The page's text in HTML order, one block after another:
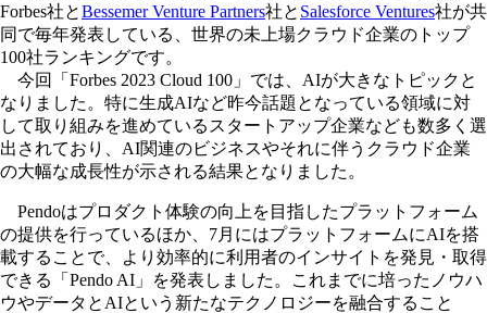
Forbes社とBessemer Venture Partners社と Salesforce Ventures社が共
同で毎年発表している、世界の未上場クラウド企業のトップ
100社ランキングです。
今回「Forbes 2023 Cloud 100」では、AIが大きなトピックと
なりました。特に生成AIなど昨今話題となっている領域に対
して取り組みを進めているスタートアップ企業なども数多く選
出されており、AI関連のビジネスやそれに伴うクラウド企業
の大幅な成長性が示される結果となりました。
Pendoはプロダクト体験の向上を目指したプラットフォーム
の提供を行っているほか、7月にはプラットフォームにAIを搭
載することで、より効率的に利用者のインサイトを発見・取得
できる「Pendo AI」を発表しました。これまでに培ったノウハ
ウやデータとAIという新たなテクノロジーを融合すること